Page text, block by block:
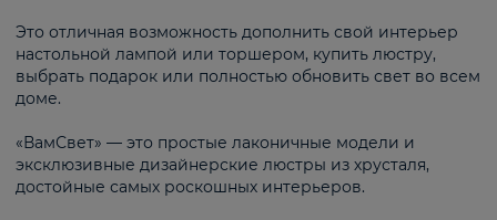
Это отличная возможность дополнить свой интерьер
настольной лампой или торшером, купить люстру,
выбрать подарок или полностью обновить свет во всем
доме.
«ВамСвет» — это простые лаконичные модели и
эксклюзивные дизайнерские люстры из хрусталя,
достойные самых роскошных интерьеров.